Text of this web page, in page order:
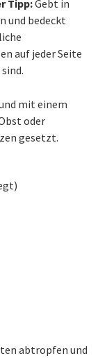
Tipp:Gebt in
und bedeckt
auf jeder Seite
mit einem
oder
gesetzt.
abtropfen und